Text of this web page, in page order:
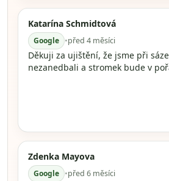
Katarína Schmidtová
Google •před 4 měsíci
Děkuji za ujištění, že jsme při
nezanedbali a stromek bude v
Zdenka Mayova
Google •před 6 měsíci